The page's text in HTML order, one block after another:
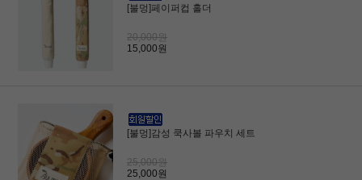
[불멍]페이퍼컵 홀더
20,000원
15,000원
[불멍]감성 쿡사볼 파우치 세트
25,000원
25,000원